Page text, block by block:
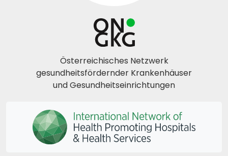
Österreichisches Netzwerk
gesundheitsfördernder Krankenhäuser
und Gesundheitseinrichtungen